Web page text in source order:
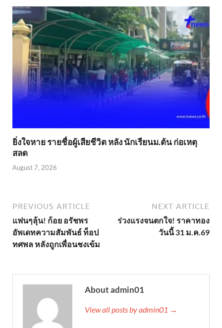
ยิ่งใจหาย รายชื่อผู้เสียชีวิต หลัง นักเรียนม.ต้น ก่อเหตุ
สลด
August 7, 2026
PREVIOUS ARTICLE
แฟนๆลุ้น! ก้อย อรัชพร
อัพเดทความสัมพันธ์ ท็อป
ทศพล หลังถูกเพื่อนชงเข้ม
NEXT ARTICLE
ร่วงแรงจนตกใจ! ราคาทอง
วันนี้ 31 ม.ค.69
About admin01
View all posts by admin01 →